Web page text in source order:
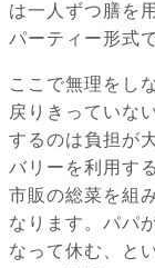
は一人ずつ膳を
パーティー形式
ここで無理をし
戻りきっていな
するのは負担が
バリーを利用す
市販の総菜を組
なります。パパ
なって休む、と